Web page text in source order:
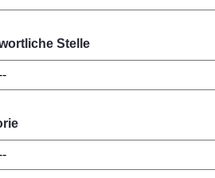
Stelle